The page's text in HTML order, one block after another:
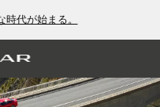
時代が始まる。